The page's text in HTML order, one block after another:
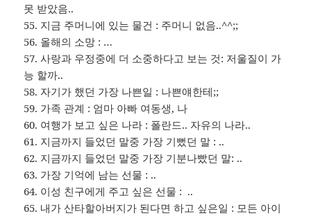
못 받았음..
55. 지금 주머니에 있는 물건 : 주머니 없음..^^;;
56. 올해의 소망 : …
57. 사랑과 우정중에 더 소중하다고 보는 것: 저울질이 가
능 할까..
58. 자기가 했던 가장 나쁜일 : 나쁜얘한테;;
59. 가족 관계 : 엄마 아빠 여동생, 나
60. 여행가 보고 싶은 나라 : 폴란드.. 자유의 나라..
61. 지금까지 들었던 말중 가장 기뻤던 말 : ..
62. 지금까지 들었던 말중 가장 기분나빴던 말: ..
63. 가장 기억에 남는 선물 : ..
64. 이성 친구에게 주고 싶은 선물 : ..
65. 내가 산타할아버지가 된다면 하고 싶은일 : 모든 아이